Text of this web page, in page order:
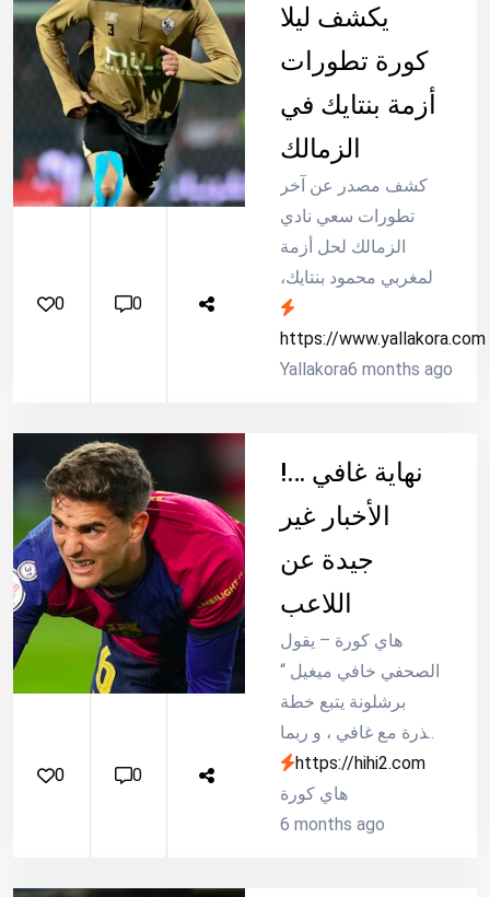
0 0
يكشف ليلا
كورة تطورات
أزمة بنتايك في
الزمالك
كشف مصدر عن آخر
تطورات سعي نادي
الزمالك لحل أزمة
المغربي محمود بنتايك،
الظهير الأيسر الذي
يغيب عن التدريبات
بسبب عدم صرف
https://www.yallakora.com
Yallakora6 months ago
0 0
نهاية غافي …!
الأخبار غير
جيدة عن
اللاعب
هاي كورة – يقول
الصحفي خافي ميغيل “
برشلونة يتبع خطة
حذرة مع غافي ، و ربما
يستمر غيابه لنهاية
فبراير المقبل ، البارسا
لا يريد المخاطرة لأن
https://hihi2.com
هاي كورة
6 months ago